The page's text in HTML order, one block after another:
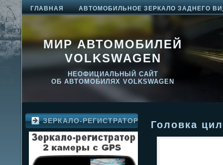
ГЛАВНАЯ АВТОМОБИЛЬНОЕ ЗЕРКАЛО ЗАДНЕГО
МИР АВТОМОБИЛЕЙ
VOLKSWAGEN
НЕОФИЦИАЛЬНЫЙ САЙТ
ОБ АВТОМОБИЛЯХ VOLKSWAGEN
ЗЕРКАЛО-РЕГИСТРАТОР Головка